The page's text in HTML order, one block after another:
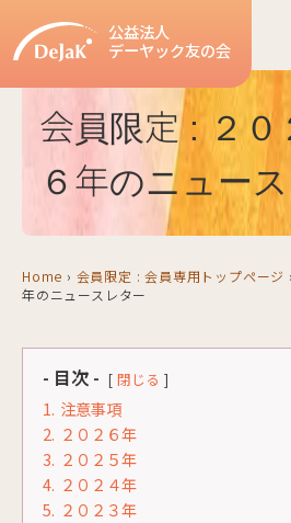
公益法人
デーヤック友の会
会員限定 : ２０
６年のニュー
Home › 会員限定 : 会員専用トップページ ›
年のニュースレター
- 目次 - 閉じる
1. 注意事項
2. ２０２６年
3. ２０２５年
4. ２０２４年
5. ２０２３年